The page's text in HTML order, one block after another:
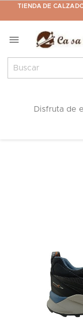
TIENDA DE

Disfruta de